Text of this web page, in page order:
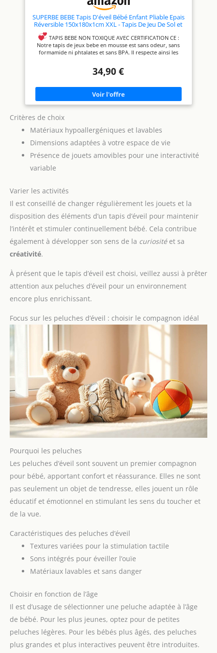
SUPERBE BEBE Tapis D'éveil Bébé Enfant Pliable Epais
Réversible 150x180x1cm XXL - Tapis De Jeu De Sol et
Développement Sensoriel - Cadeau Naissance DINO
TAPIS BEBE NON TOXIQUE AVEC CERTIFICATION CE :
Notre tapis de jeux bebe en mousse est sans odeur, sans
formamide ni phtalates et sans BPA. Il respecte ainsi les
d eveil bebe, Tapis de Gym bebe, Tapis à langer, tapis garçon
IMPERMEABLE DOUX ÉPAIS & ANTIDÉRAPANT Notre grand
tapis en mousse pour bébé est geant puisqu'il mesure
150x180cm pour 1cm d'épaisseur.
PLIABLE LAVABLE &
en exterieur grace à sa housse.
Tapis d'eveil bébé Montessori qui stimule la psycho motricite
et le développement sensoriel de vos enfants grace à ses
différents designs.
34,90 €
Critères de choix
Matériaux hypoallergéniques et lavables
Dimensions adaptées à votre espace de vie
Présence de jouets amovibles pour une interactivité
variable
Varier les activités
Il est conseillé de changer régulièrement les jouets et la
disposition des éléments d’un tapis d’éveil pour maintenir
l’intérêt et stimuler continuellement bébé. Cela contribue
également à développer son sens de la curiositéet sa
créativité.
À présent que le tapis d’éveil est choisi, veillez aussi à prêter
attention aux peluches d’éveil pour un environnement
encore plus enrichissant.
Focus sur les peluches d’éveil : choisir le compagnon idéal
Pourquoi les peluches
Les peluches d’éveil sont souvent un premier compagnon
pour bébé, apportant confort et réassurance. Elles ne sont
pas seulement un objet de tendresse, elles jouent un rôle
éducatif et émotionnel en stimulant les sens du toucher et
de la vue.
Caractéristiques des peluches d’éveil
Textures variées pour la stimulation tactile
Sons intégrés pour éveiller l’ouïe
Matériaux lavables et sans danger
Choisir en fonction de l’âge
Il est d’usage de sélectionner une peluche adaptée à l’âge
de bébé. Pour les plus jeunes, optez pour de petites
peluches légères. Pour les bébés plus âgés, des peluches
plus grandes et plus interactives peuvent être introduites.